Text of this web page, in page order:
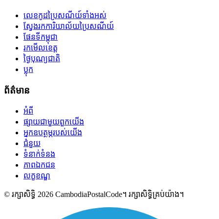
លេខកូដប្រៃសណីយ៍ទាំងអស់
ស្វែងរកការិយាល័យប្រៃសណីយ៍
ផែនទីកម្ពុជា
រកមើលខេត្ត
ថ្ងៃបុណ្យជាតិ
ប្លុក
ព័ត៌មាន
អំពី
ផ្សាយជាមួយពួកយើង
អ្នកឧបត្ថម្ភរបស់យើង
ជំនួយ
ទំនាក់ទំនង
ភាពឯកជន
លក្ខខណ្ឌ
© រក្សាសិទ្ធិ 2026 CambodiaPostalCode។ រក្សាសិទ្ធិគ្រប់យ៉ាង។